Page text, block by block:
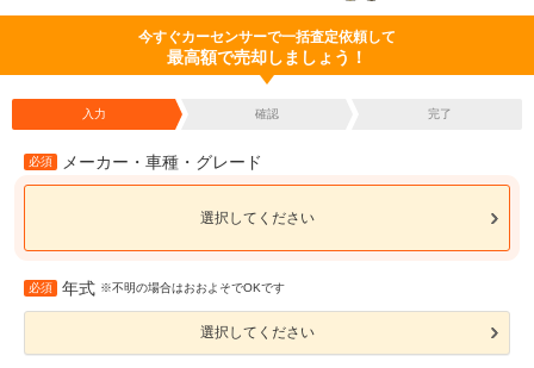
今すぐカーセンサーで一括査定依頼して
最高額で売却しましょう！
入力 確認 完了
必須 メーカー・車種・グレード
選択してください
必須 年式 ※不明の場合はおおよそでOKです
選択してください